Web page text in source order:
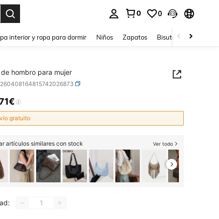
0 0
interior y ropa para dormir Niños Zapatos Bisutería Y
de hombro para mujer
AND AVAILABILITY
gratuito
artículos similares con stock Ver todo